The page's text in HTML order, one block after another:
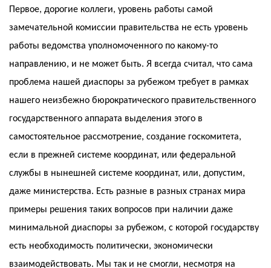
Первое, дорогие коллеги, уровень работы самой
замечательной комиссии правительства не есть уровень
работы ведомства уполномоченного по какому-то
направлению, и не может быть. Я всегда считал, что сама
проблема нашей диаспоры за рубежом требует в рамках
нашего неизбежно бюрократического правительственного
государственного аппарата выделения этого в
самостоятельное рассмотрение, создание госкомитета,
если в прежней системе координат, или федеральной
службы в нынешней системе координат, или, допустим,
даже министерства. Есть разные в разных странах мира
примеры решения таких вопросов при наличии даже
минимальной диаспоры за рубежом, с которой государству
есть необходимость политически, экономически
взаимодействовать. Мы так и не смогли, несмотря на